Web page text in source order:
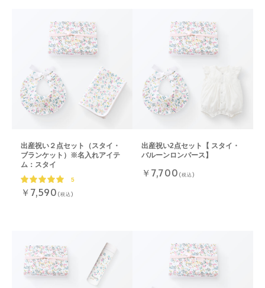
出産祝い２点セット（スタイ・
ブランケット）※名入れアイテ
ム：スタイ
5
￥7,590 (税込)
出産祝い2点セット【 スタイ・
バルーンロンパース】
￥7,700 (税込)